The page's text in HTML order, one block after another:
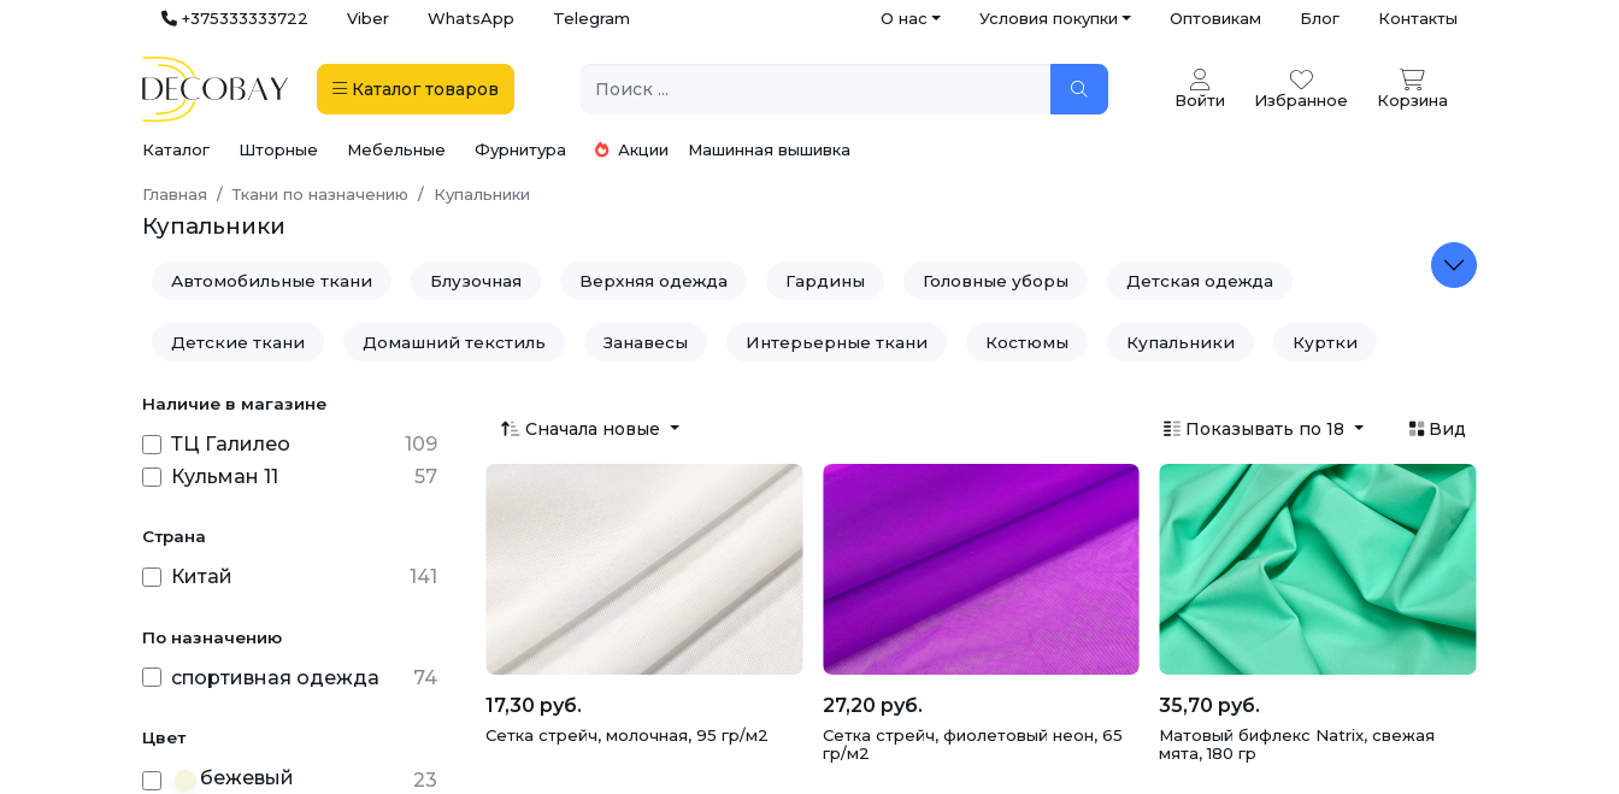
+375333333722 Viber WhatsApp Telegram О нас Условия покупки Оптовикам Блог Контакты
Каталог товаров Войти Избранное Корзина
Каталог Шторные Мебельные Фурнитура Акции Машинная вышивка
Главная Ткани по назначению Купальники
Купальники
Автомобильные ткани Блузочная Верхняя одежда Гардины Головные уборы Детская одежда
Детские ткани Домашний текстиль Занавесы Интерьерные ткани Костюмы Купальники Куртки
Мебель Медицинские ткани
Рабочая одежда Рубашки Свадебные платья Скатерти Спортивная одежда Сумки Театральные ткани
Ткани для декораторов, свадебные Ткани для подкладки Трикотажные изделия Утеплитель
Халаты Школьная форма Юбки
Наличие в магазине
ТЦ Галилео
109
Кульман 11
57
Страна
Китай 141
По назначению
спортивная одежда 74
Цвет
бежевый
23
Сначала новые Показывать по 18 Вид
17,30 руб.
Сетка стрейч, молочная, 95 гр/м2
27,20 руб.
Сетка стрейч, фиолетовый неон, 65
гр/м2
35,70 руб.
Матовый бифлекс Natrix, свежая
мята, 180 гр